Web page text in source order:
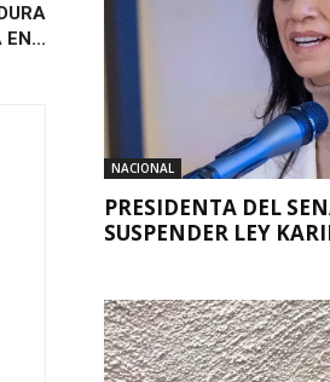
EN...
NACIONAL
PRESIDENTA DEL
SUSPENDER LEY